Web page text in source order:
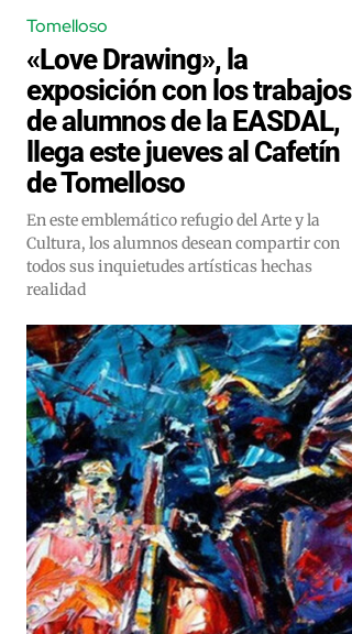
Tomelloso
«Love Drawing», la
exposición con los trabajos
de alumnos de la EASDAL,
llega este jueves al Cafetín
de Tomelloso
En este emblemático refugio del Arte y la
Cultura, los alumnos desean compartir con
todos sus inquietudes artísticas hechas
realidad